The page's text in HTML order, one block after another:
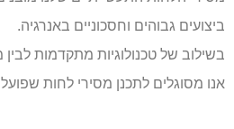
ביצועים גבוהים וחסכוניים באנרגיה.
בשילוב של טכנולוגיות מתקדמות
אנו מסוגלים לתכנן מסירי לחות